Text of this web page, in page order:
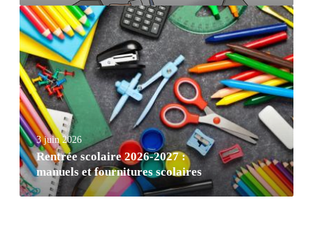
3 juin 2026
Rentrée scolaire 2026-2027 :
manuels et fournitures scolaires